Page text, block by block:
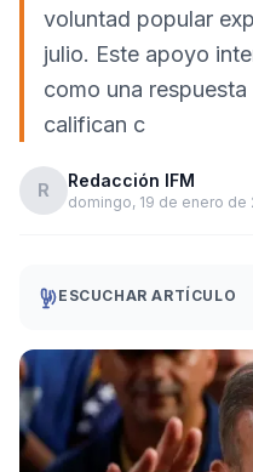
voluntad popular
julio. Este apoyo
como una
califican c
R Redacción IFM
domingo, 19 de enero de
ESCUCHAR ARTÍCULO